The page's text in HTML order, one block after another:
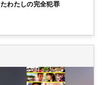
たわたしの完全犯罪